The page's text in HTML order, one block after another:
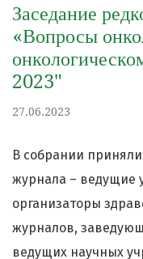
Заседание
«Вопросы
2023"
27.06.2023
В собрании
журнала – ведущие
организаторы
журналов,
ведущих научных